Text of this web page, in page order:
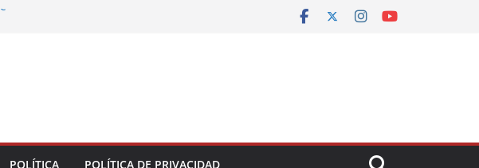
POLÍTICA POLÍTICA DE PRIVACIDAD